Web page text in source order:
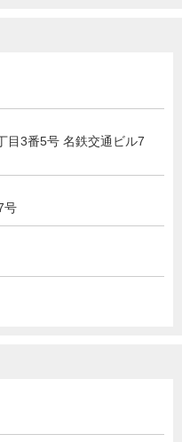
目3番5号 名鉄交通ビル7
号